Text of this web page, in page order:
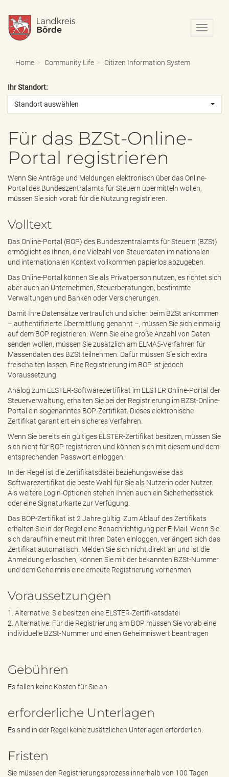
N
a
o
a
n
d
e
n
Home Community Life Citizen Information System
Ihr Standort:
Standort auswählen
Für das BZSt-Online-
Portal registrieren
Wenn Sie Anträge und Meldungen elektronisch über das Online-
Portal des Bundeszentralamts für Steuern übermitteln wollen,
müssen Sie sich vorab für die Nutzung registrieren.
Volltext
Das Online-Portal (BOP) des Bundeszentralamts für Steuern (BZSt)
ermöglicht es Ihnen, eine Vielzahl von Steuerdaten im nationalen
und internationalen Kontext vollkommen papierlos abzugeben.
Das Online-Portal können Sie als Privatperson nutzen, es richtet sich
aber auch an Unternehmen, Steuerberatungen, bestimmte
Verwaltungen und Banken oder Versicherungen.
Damit Ihre Datensätze vertraulich und sicher beim BZSt ankommen
– authentifizierte Übermittlung genannt –, müssen Sie sich einmalig
auf dem BOP registrieren. Wenn Sie eine große Anzahl von Daten
senden wollen, müssen Sie zusätzlich am ELMA5-Verfahren für
Massendaten des BZSt teilnehmen. Dafür müssen Sie sich extra
freischalten lassen. Eine Registrierung im BOP ist jedoch
Voraussetzung.
Analog zum ELSTER-Softwarezertifikat im ELSTER Online-Portal der
Steuerverwaltung, erhalten Sie bei der Registrierung im BZSt-Online-
Portal ein sogenanntes BOP-Zertifikat. Dieses elektronische
Zertifikat garantiert ein sicheres Verfahren.
Wenn Sie bereits ein gültiges ELSTER-Zertifikat besitzen, müssen Sie
sich nicht für BOP registrieren und können sich mit diesem und dem
entsprechenden Passwort einloggen.
In der Regel ist die Zertifikatsdatei beziehungsweise das
Softwarezertifikat die beste Wahl für Sie als Nutzerin oder Nutzer.
Als weitere Login-Optionen stehen Ihnen auch ein Sicherheitsstick
oder eine Signaturkarte zur Verfügung.
Das BOP-Zertifikat ist 2 Jahre gültig. Zum Ablauf des Zertifikats
erhalten Sie in der Regel eine Benachrichtigung per E-Mail. Wenn Sie
sich daraufhin erneut mit Ihren Daten einloggen, verlängert sich das
Zertifikat automatisch. Melden Sie sich nicht direkt an und ist die
Anmeldung erloschen, können Sie mit der bekannten BZSt-Nummer
und dem Geheimnis eine erneute Registrierung vornehmen.
Voraussetzungen
1. Alternative: Sie besitzen eine ELSTER-Zertifikatsdatei
2. Alternative: Für die Registrierung am BOP müssen Sie vorab eine
individuelle BZSt-Nummer und einen Geheimniswert beantragen
Gebühren
Es fallen keine Kosten für Sie an.
erforderliche Unterlagen
Es sind in der Regel keine zusätzlichen Unterlagen erforderlich.
Fristen
Sie müssen den Registrierungsprozess innerhalb von 100 Tagen